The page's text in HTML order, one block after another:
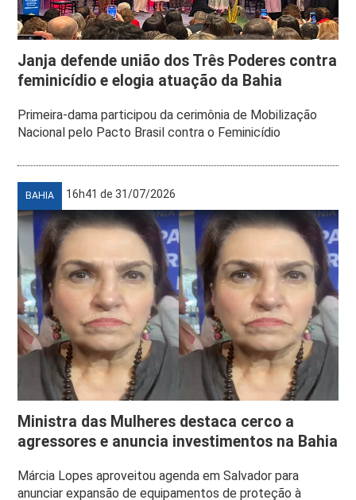
Janja defende união dos Três Poderes contra
feminicídio e elogia atuação da Bahia
Primeira-dama participou da cerimônia de Mobilização
Nacional pelo Pacto Brasil contra o Feminicídio
BAHIA 16h41 de 31/07/2026
Ministra das Mulheres destaca cerco a
agressores e anuncia investimentos na Bahia
Márcia Lopes aproveitou agenda em Salvador para
anunciar expansão de equipamentos de proteção à